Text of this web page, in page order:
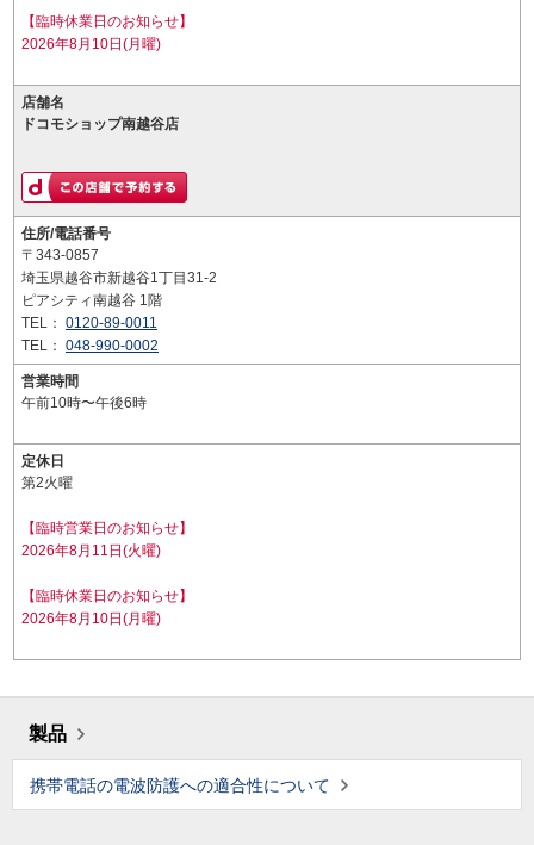
【臨時休業日のお知らせ】
2026年8月10日(月曜)
店舗名
ドコモショップ南越谷店
住所/電話番号
〒343-0857
埼玉県越谷市新越谷1丁目31-2
ピアシティ南越谷 1階
TEL： 0120-89-0011
TEL： 048-990-0002
営業時間
午前10時〜午後6時
定休日
第2火曜
【臨時営業日のお知らせ】
2026年8月11日(火曜)
【臨時休業日のお知らせ】
2026年8月10日(月曜)
製品
携帯電話の電波防護への適合性について